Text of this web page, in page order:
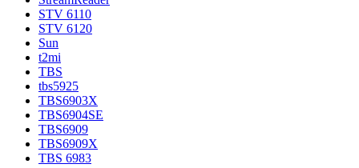
STV 6110
STV 6120
Sun
t2mi
TBS
tbs5925
TBS6903X
TBS6904SE
TBS6909
TBS6909X
TBS 6983